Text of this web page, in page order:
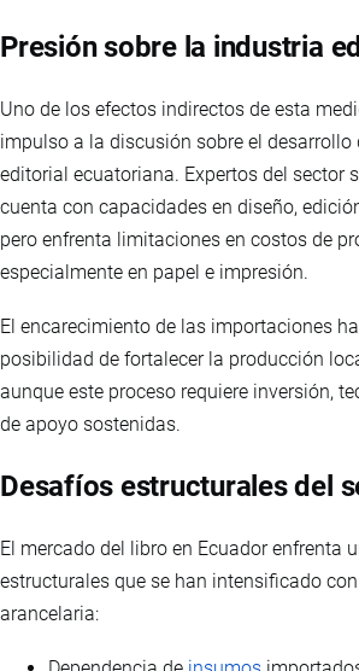
Presión sobre la industria
Uno de los efectos indirectos de esta
impulso a la discusión sobre el desarrollo
editorial ecuatoriana. Expertos del sector
cuenta con capacidades en diseño,
pero enfrenta limitaciones en costos de
especialmente en papel e impresión.
El encarecimiento de las importaciones
posibilidad de fortalecer la producción
aunque este proceso requiere inversión,
de apoyo sostenidas.
Desafíos estructurales del
El mercado del libro en Ecuador enfrenta
estructurales que se han intensificado
arancelaria: